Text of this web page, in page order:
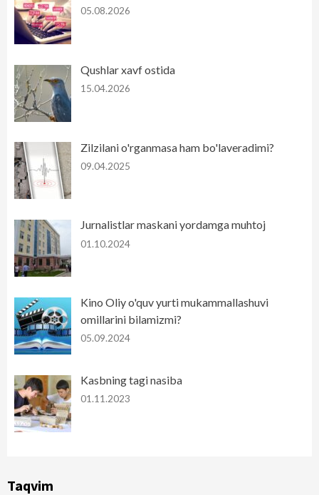
05.08.2026
Qushlar xavf ostida
15.04.2026
Zilzilani o'rganmasa ham bo'laveradimi?
09.04.2025
Jurnalistlar maskani yordamga muhtoj
01.10.2024
Kino Oliy o'quv yurti mukammallashuvi
omillarini bilamizmi?
05.09.2024
Kasbning tagi nasiba
01.11.2023
Taqvim